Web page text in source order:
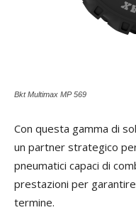
Bkt Multimax MP 569
Con questa gamma di
un partner strategico
pneumatici capaci di
prestazioni per
termine.